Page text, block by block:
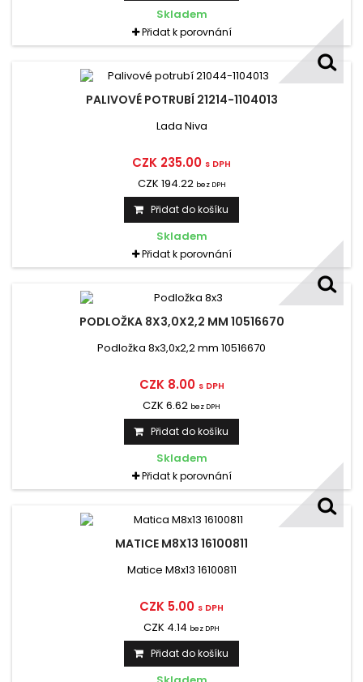
Skladem
Přidat k porovnání
PALIVOVÉ POTRUBÍ 21214-1104013
Lada Niva
CZK 235.00 s DPH
CZK 194.22 bez DPH
Přidat do košíku
Skladem
Přidat k porovnání
PODLOŽKA 8X3,0X2,2 MM 10516670
Podložka 8x3,0x2,2 mm 10516670
CZK 8.00 s DPH
CZK 6.62 bez DPH
Přidat do košíku
Skladem
Přidat k porovnání
MATICE M8X13 16100811
Matice M8x13 16100811
CZK 5.00 s DPH
CZK 4.14 bez DPH
Přidat do košíku